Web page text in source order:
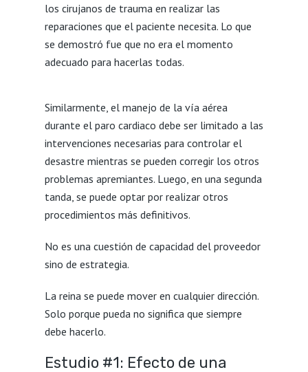
los cirujanos de trauma en realizar las
reparaciones que el paciente necesita. Lo que
se demostró fue que no era el momento
adecuado para hacerlas todas.
Similarmente, el manejo de la vía aérea
durante el paro cardiaco debe ser limitado a las
intervenciones necesarias para controlar el
desastre mientras se pueden corregir los otros
problemas apremiantes. Luego, en una segunda
tanda, se puede optar por realizar otros
procedimientos más definitivos.
No es una cuestión de capacidad del proveedor
sino de estrategia.
La reina se puede mover en cualquier dirección.
Solo porque pueda no significa que siempre
debe hacerlo.
Estudio #1: Efecto de una